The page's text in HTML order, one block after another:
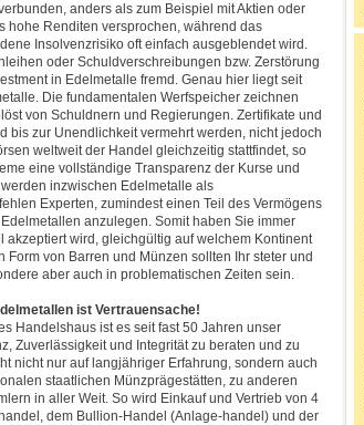
anders als zum Beispiel mit Aktien oder
hohe Renditen versprochen, während das
Insolvenzrisiko oft einfach ausgeblendet wird.
oder Schuldverschreibungen bzw. Zerstörung
in Edelmetalle fremd. Genau hier liegt seit
Die fundamentalen Werfspeicher zeichnen
von Schuldnern und Regierungen. Zertifikate und
bis zur Unendlichkeit vermehrt werden, nicht jedoch
weltweit der Handel gleichzeitig stattfindet, so
eine vollständige Transparenz der Kurse und
inzwischen Edelmetalle als
Experten, zumindest einen Teil des Vermögens
anzulegen. Somit haben Sie immer
wird, gleichgültig auf welchem Kontinent
von Barren und Münzen sollten Ihr steter und
aber auch in problematischen Zeiten sein.
ist Vertrauensache!
Handelshaus ist es seit fast 50 Jahren unser
Zuverlässigkeit und Integrität zu beraten und zu
nicht nur auf langjähriger Erfahrung, sondern auch
staatlichen Münzprägestätten, zu anderen
in aller Weit. So wird Einkauf und Vertrieb von 4
dem Bullion-Handel (Anlage-handel) und der